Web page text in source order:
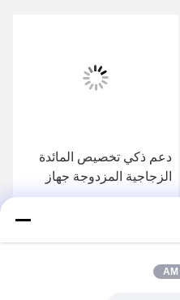
دعم ذكي تخصيص المائدة
الزجاجية المزدوجة جهاز
الكشف عن الرؤية